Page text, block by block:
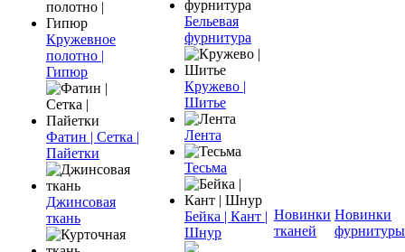
Кружевное
полотно |
Гипюр
Фатин | Сетка |
Пайетки
Джинсовая
ткань
Бельевая
фурнитура
Кружево |
Шитье
Лента
Тесьма
Бейка | Кант |
Шнур
Новинки
тканей
Новинки
фурнитуры